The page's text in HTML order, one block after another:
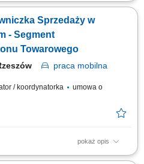
poprzez kreowanie relacji opartych
Sprzedaży w
- Segment
Towarowego
praca mobilna
/ koordynatorka
umowa o
pokaż opis
produktów dla klientów